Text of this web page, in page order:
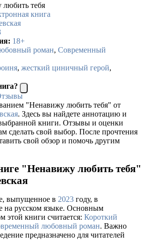
тебя
книга
18+
роман, Современный
, жесткий циничный герой,
"Ненавижу любить тебя" от
. Здесь вы найдете аннотацию и
книги. Отзывы и оценки
сделать свой выбор. После прочтения
свой обзор и помочь другим
"Ненавижу любить тебя"
выпущенное в 2023 году, в
на русском языке. Основным
этой книги считается: Короткий
любовный роман. Важно
предназначено для читателей